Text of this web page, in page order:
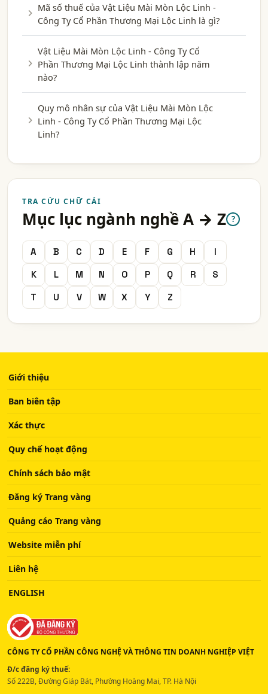
Mã số thuế của Vật Liệu Mài Mòn Lộc Linh -
Công Ty Cổ Phần Thương Mại Lộc Linh là gì?
Vật Liệu Mài Mòn Lộc Linh - Công Ty Cổ
Phần Thương Mại Lộc Linh thành lập năm
nào?
Quy mô nhân sự của Vật Liệu Mài Mòn Lộc
Linh - Công Ty Cổ Phần Thương Mại Lộc
Linh?
TRA CỨU CHỮ CÁI
Mục lục ngành nghề A → Z ?
A B C D E F G H
I
K
L M N O P Q R
S
T
U V W X Y Z
Giới thiệu
Ban biên tập
Xác thực
Quy chế hoạt động
Chính sách bảo mật
Đăng ký Trang vàng
Quảng cáo Trang vàng
Website miễn phí
Liên hệ
ENGLISH
CÔNG TY CỔ PHẦN CÔNG NGHỆ VÀ THÔNG TIN DOANH NGHIỆP VIỆT
Đ/c đăng ký thuế:
Số 222B, Đường Giáp Bát, Phường Hoàng Mai, TP. Hà Nội